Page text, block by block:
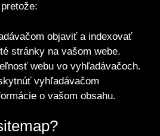
objaviť a indexovať
stránky na vašom webe.
webu vo vyhľadávačoch.
vyhľadávačom
o vašom obsahu.